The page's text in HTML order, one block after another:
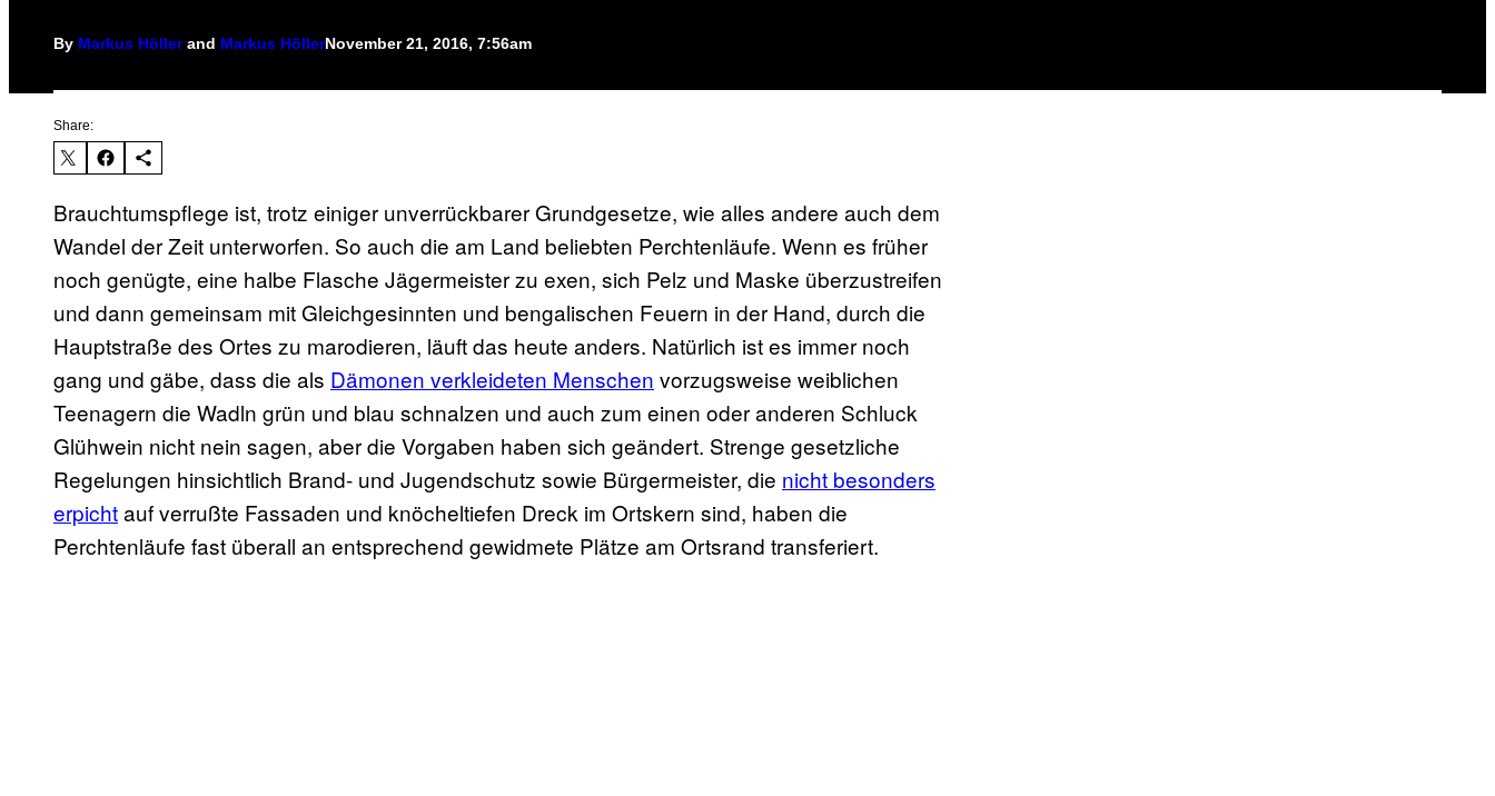
By Markus Höllerand Markus HöllerNovember 21, 2016, 7:56am
Share:
Brauchtumspflege ist, trotz einiger unverrückbarer Grundgesetze, wie alles andere auch dem
Wandel der Zeit unterworfen. So auch die am Land beliebten Perchtenläufe. Wenn es früher
noch genügte, eine halbe Flasche Jägermeister zu exen, sich Pelz und Maske überzustreifen
und dann gemeinsam mit Gleichgesinnten und bengalischen Feuern in der Hand, durch die
Hauptstraße des Ortes zu marodieren, läuft das heute anders. Natürlich ist es immer noch
gang und gäbe, dass die als Dämonen verkleideten Menschen vorzugsweise weiblichen
Teenagern die Wadln grün und blau schnalzen und auch zum einen oder anderen Schluck
Glühwein nicht nein sagen, aber die Vorgaben haben sich geändert. Strenge gesetzliche
Regelungen hinsichtlich Brand- und Jugendschutz sowie Bürgermeister, die nicht besonders
erpichtauf verrußte Fassaden und knöcheltiefen Dreck im Ortskern sind, haben die
Perchtenläufe fast überall an entsprechend gewidmete Plätze am Ortsrand transferiert.